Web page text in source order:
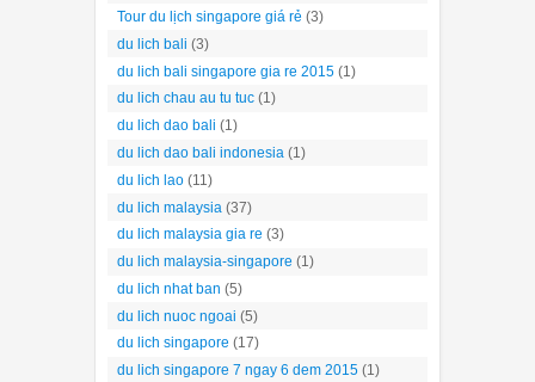
Tour du lịch singapore giá rẻ (3)
du lich bali (3)
du lich bali singapore gia re 2015 (1)
du lich chau au tu tuc (1)
du lich dao bali (1)
du lich dao bali indonesia (1)
du lich lao (11)
du lich malaysia (37)
du lich malaysia gia re (3)
du lich malaysia-singapore (1)
du lich nhat ban (5)
du lich nuoc ngoai (5)
du lich singapore (17)
du lich singapore 7 ngay 6 dem 2015 (1)